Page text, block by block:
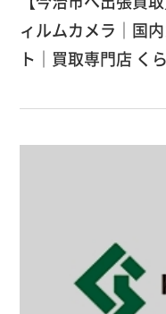
ィルムカメラ｜国
ト｜買取専門店 く